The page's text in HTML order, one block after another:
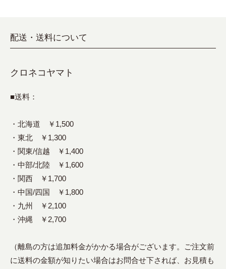
配送・送料について
クロネコヤマト
■送料：
・北海道 ￥1,500
・東北 ￥1,300
・関東/信越 ￥1,400
・中部/北陸 ￥1,600
・関西 ￥1,700
・中国/四国 ￥1,800
・九州 ￥2,100
・沖縄 ￥2,700
（離島の方は追加料金がかかる場合がございます。ご注文前
に送料の金額が知りたい場合はお問合せ下されば、お見積も